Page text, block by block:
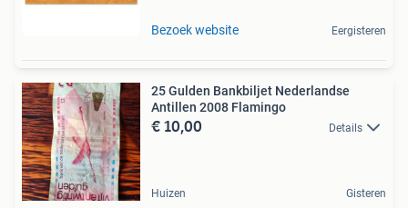
Bezoek website Eergisteren
25 Gulden Bankbiljet Nederlandse
Antillen 2008 Flamingo
€ 10,00 Details
Huizen Gisteren